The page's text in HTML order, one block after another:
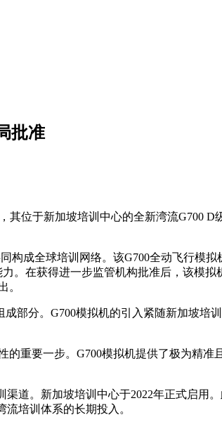
批准
其位于新加坡培训中心的全新湾流G700 D
成全球培训网络。该G700全动飞行模拟
。在获得进一步监管机构批准后，该模
。
部分。G700模拟机的引入紧随新加坡培
的重要一步。G700模拟机提供了极为精准
道。新加坡培训中心于2022年正式启用
培训体系的长期投入。